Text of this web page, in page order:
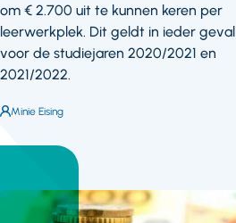
om € 2.700 uit te kunnen keren per
leerwerkplek. Dit geldt in ieder geval
voor de studiejaren 2020/2021 en
2021/2022.
Auteur:
Minie Eising